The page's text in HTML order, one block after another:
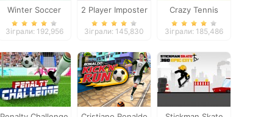
Winter Soccer
Зіграли: 192,956
2 Player Imposter
Soccer
Зіграли: 145,830
Crazy Tennis
Зіграли: 185,486